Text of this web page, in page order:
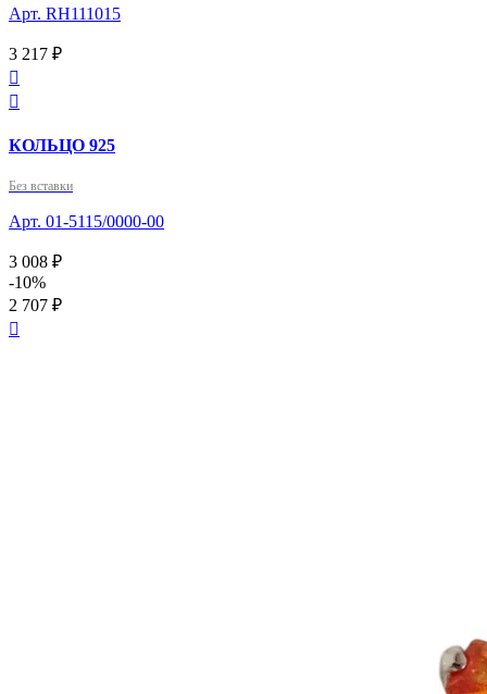
Арт. RH111015
3 217 ₽


КОЛЬЦО 925
Без вставки
Арт. 01-5115/0000-00
3 008 ₽
-10%
2 707 ₽
